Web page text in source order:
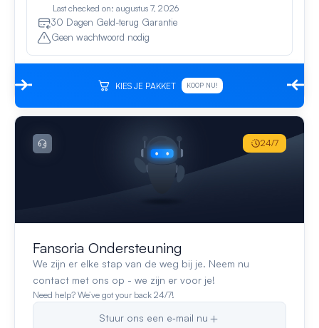
Last checked on: augustus 7, 2026
30 Dagen Geld-terug Garantie
Geen wachtwoord nodig
KIES JE PAKKET KOOP NU!
Fansoria Ondersteuning
We zijn er elke stap van de weg bij je. Neem nu
contact met ons op - we zijn er voor je!
Need help? We’ve got your back 24/7!
Stuur ons een e‑mail nu
24/7